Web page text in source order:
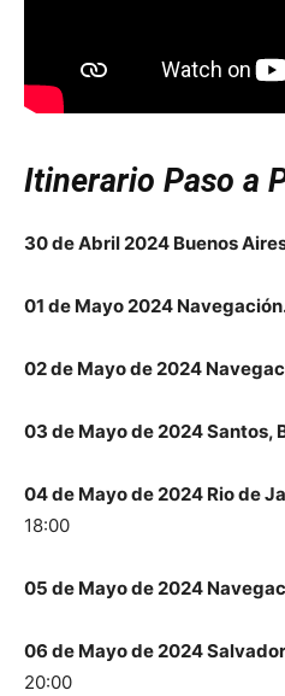
Itinerario Paso a
30 de Abril 2024 Buenos
01 de Mayo 2024
02 de Mayo de 2024
03 de Mayo de 2024 Santos,
04 de Mayo de 2024 Rio de
18:00
05 de Mayo de 2024
06 de Mayo de 2024
20:00